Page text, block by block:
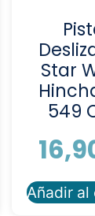
Star
549
Añadir al